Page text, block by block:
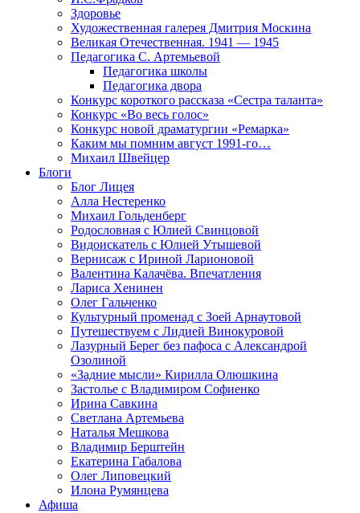
Здоровье
Художественная галерея Дмитрия Москина
Великая Отечественная. 1941 — 1945
Педагогика С. Артемьевой
Педагогика школы
Педагогика двора
Конкурс короткого рассказа «Сестра таланта»
Конкурс «Во весь голос»
Конкурс новой драматургии «Ремарка»
Каким мы помним август 1991-го…
Михаил Швейцер
Блоги
Блог Лицея
Алла Нестеренко
Михаил Гольденберг
Родословная с Юлией Свинцовой
Видоискатель с Юлией Утышевой
Вернисаж с Ириной Ларионовой
Валентина Калачёва. Впечатления
Лариса Хенинен
Олег Гальченко
Культурный променад с Зоей Арнаутовой
Путешествуем с Лидией Винокуровой
Лазурный Берег без пафоса с Александрой
Озолиной
«Задние мысли» Кирилла Олюшкина
Застолье с Владимиром Софиенко
Ирина Савкина
Светлана Артемьева
Наталья Мешкова
Владимир Берштейн
Екатерина Габалова
Олег Липовецкий
Илона Румянцева
Афиша